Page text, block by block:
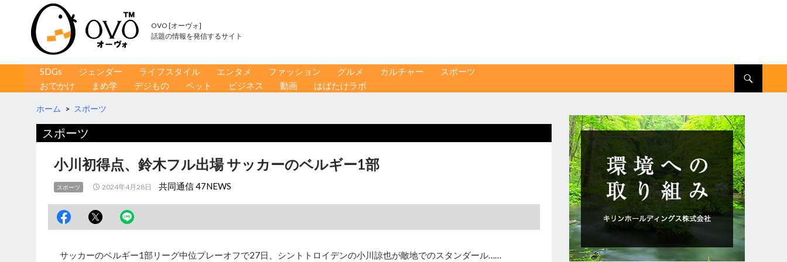
OVO [オーヴォ]
話題の情報を発信するサイト
コンテンツへ移動
SDGs ジェンダー ライフスタイル エンタメ ファッション グルメ カルチャー
スポーツ
おでかけ
まめ学 デジもの ペット ビジネス 動画 はばたけラボ
ホーム > スポーツ
スポーツ
小川初得点、鈴木フル出場 サッカーのベルギー1部
スポーツ 2024年4月28日 共同通信 47NEWS
サッカーのベルギー1部リーグ中位プレーオフで27日、シントトロイデンの小川諒也が敵地でのスタンダール……